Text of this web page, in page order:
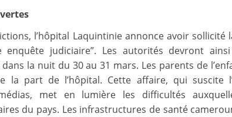
l’hôpital Laquintinie annonce avoir sollicité
enquête judiciaire”. Les autorités devront
la nuit du 30 au 31 mars. Les parents de
la part de l’hôpital. Cette affaire, qui suscite
met en lumière les difficultés
du pays. Les infrastructures de santé